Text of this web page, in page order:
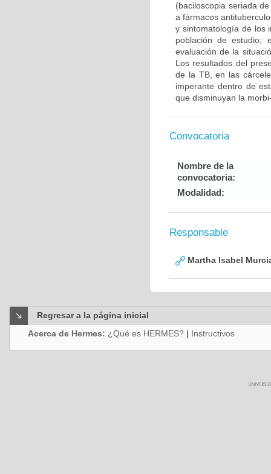
(baciloscopia seriada
a fármacos
y sintomatología de los
población de estudio;
evaluación de la
Los resultados del
de la TB, en las
imperante dentro de
que disminuyan la
Convocatoria
Nombre de la
convocatoria:
Modalidad:
Responsable
Martha Isabel
Regresar a la página inicial
Acerca de Hermes: ¿Qué es HERMES? | Instructivos